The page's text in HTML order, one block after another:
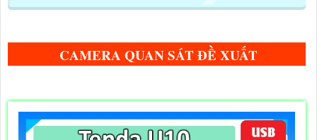
CAMERA QUAN SÁT ĐỀ XUẤT